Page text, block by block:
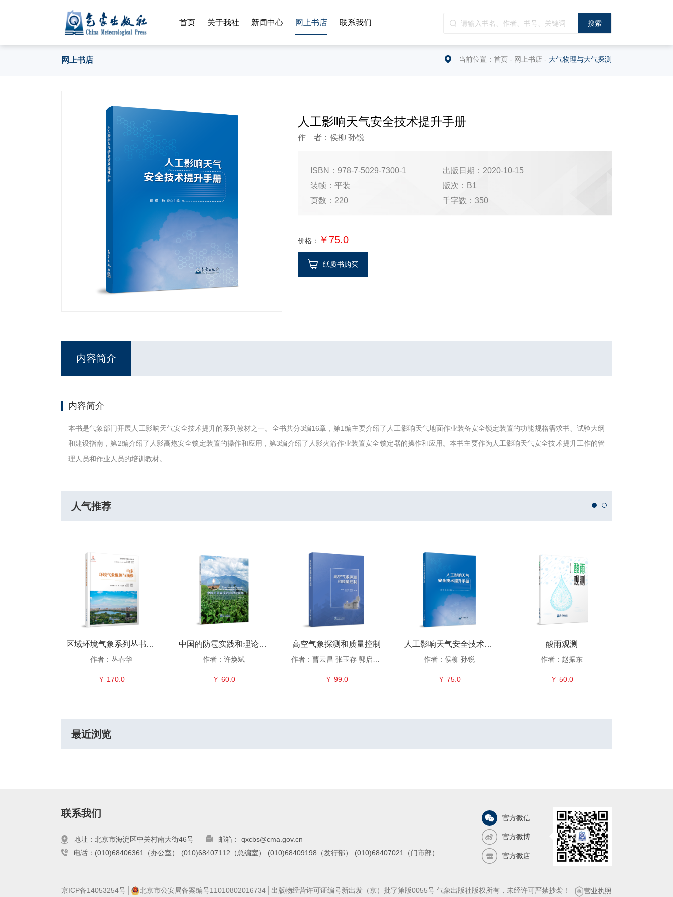
首页 关于我社 新闻中心 网上书店 联系我们
网上书店 当前位置： 首页 - 网上书店 - 大气物理与大气探测
人工影响天气安全技术提升手册
作 者：侯柳 孙锐
ISBN：978-7-5029-7300-1
出版日期：2020-10-15
装帧：平装
版次：B1
页数：220
千字数：350
价格： ￥75.0
纸质书购买
内容简介
内容简介
本书是气象部门开展人工影响天气安全技术提升的系列教材之一。全书共分3编16章，第1编主要介绍了人工影响天气地面作业装备安全锁定装置的功能规格需求书、试验大纲
和建设指南，第2编介绍了人影高炮安全锁定装置的操作和应用，第3编介绍了人影火箭作业装置安全锁定器的操作和应用。本书主要作为人工影响天气安全技术提升工作的管
理人员和作业人员的培训教材。
人气推荐
区域环境气象系列丛书：山东环境气象监测与预报
作者：丛春华
￥ 170.0
中国的防雹实践和理论提炼
作者：许焕斌
￥ 60.0
高空气象探测和质量控制
￥ 99.0
人工影响天气安全技术提升手册
作者：侯柳 孙锐
￥ 75.0
酸雨观测
作者：赵振东
￥ 50.0
最近浏览
官方微信
官方微博
官方微店
联系我们
地址：北京市海淀区中关村南大街46号
邮箱： qxcbs@cma.gov.cn
电话：(010)68406361（办公室）
(010)68407112（总编室） (010)68409198（发行部） (010)68407021（门市部）
京ICP备14053254号 北京市公安局备案编号11010802016734 出版物经营许可证编号新出发（京）批字第版0055号 气象出版社版权所有，未经许可严禁抄袭！ 营业执照